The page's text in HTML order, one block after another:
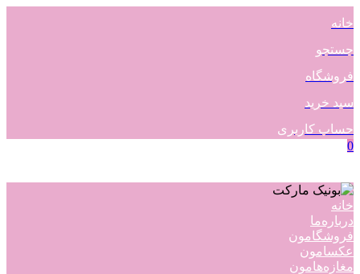
خانه
جستجو
فروشگاه
سبد خرید
حساب کاربری
0
خانه
درباره‌ما
فروشگامون
عکسامون
مغازه‌هامون